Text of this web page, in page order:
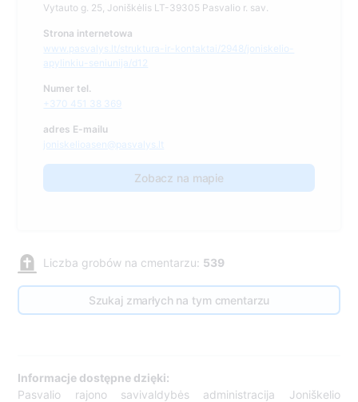
Vytauto g. 25, Joniškėlis LT-39305 Pasvalio r. sav.
Strona internetowa
www.pasvalys.lt/struktura-ir-kontaktai/2948/joniskelio-
apylinkiu-seniunija/d12
Numer tel.
+370 451 38 369
adres E-mailu
joniskelioasen@pasvalys.lt
Zobacz na mapie
Liczba grobów na cmentarzu: 539
Szukaj zmarłych na tym cmentarzu
Informacje dostępne dzięki:
Pasvalio rajono savivaldybės administracija Joniškelio